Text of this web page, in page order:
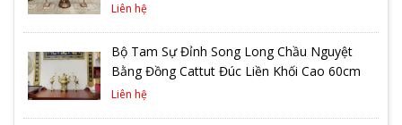
Liên hệ
Bộ Tam Sự Đỉnh Song Long Chầu Nguyệt
Bằng Đồng Cattut Đúc Liền Khối Cao 60cm
Liên hệ